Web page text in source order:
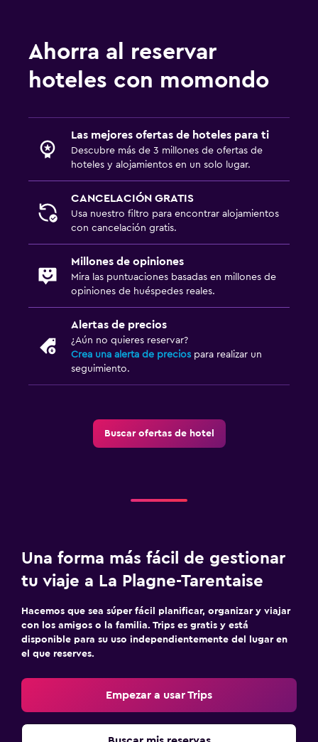
Ahorra al reservar
hoteles con momondo
Las mejores ofertas de hoteles para ti
Descubre más de 3 millones de ofertas de
hoteles y alojamientos en un solo lugar.
CANCELACIÓN GRATIS
Usa nuestro filtro para encontrar alojamientos
con cancelación gratis.
Millones de opiniones
Mira las puntuaciones basadas en millones de
opiniones de huéspedes reales.
Alertas de precios
¿Aún no quieres reservar?
Crea una alerta de precios para realizar un
seguimiento.
Buscar ofertas de hotel
Una forma más fácil de gestionar
tu viaje a La Plagne-Tarentaise
Hacemos que sea súper fácil planificar, organizar y viajar
con los amigos o la familia. Trips es gratis y está
disponible para su uso independientemente del lugar en
el que reserves.
Empezar a usar Trips